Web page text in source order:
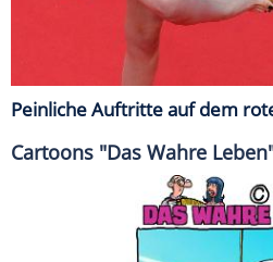
Peinliche Auftritte auf dem
Cartoons "Das Wahre